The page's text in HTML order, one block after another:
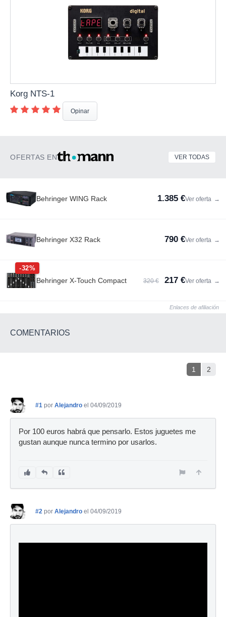
Korg NTS-1
Opinar
OFERTAS EN VER TODAS
Behringer WING Rack 1.385 €Ver oferta →
Behringer X32 Rack 790 €Ver oferta →
-32%
Behringer X-Touch Compact 320 € 217 €Ver oferta →
Enlaces de afiliación
COMENTARIOS
1 2
#1 por Alejandro el 04/09/2019
Por 100 euros habrá que pensarlo. Estos juguetes me
gustan aunque nunca termino por usarlos.
#2 por Alejandro el 04/09/2019